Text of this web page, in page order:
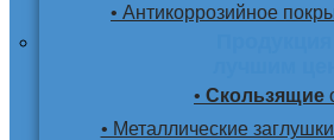
• Антикоррозийное
• Скользящие
• Металлические